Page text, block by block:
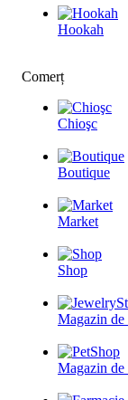
Hookah
Comerț
Chioşc
Boutique
Market
Shop
Magazin
Magazin de